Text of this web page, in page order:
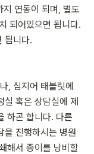
연동이 되며, 별도
되어있으면 됩니다.
됩니다.
, 심지어 태블릿에
혹은 상담실에 제
하곤 합니다. 다른
을 진행하시는 병원
해서 종이를 낭비할